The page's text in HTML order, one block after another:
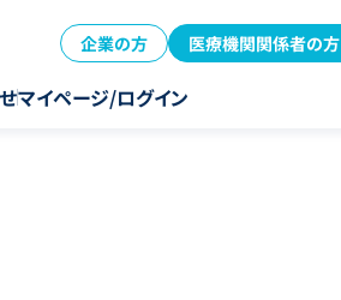
企業の方 医療機関関係者の方
マイページ/ログイン